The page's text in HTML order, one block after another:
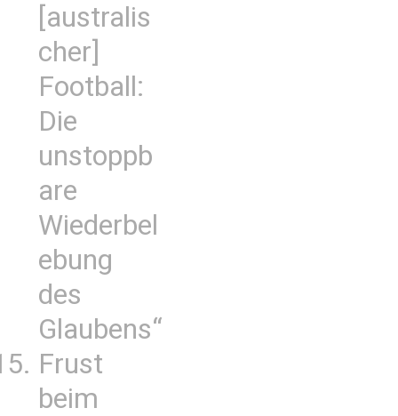
[australis
cher]
Football:
Die
unstoppb
are
Wiederbel
ebung
des
Glaubens“
Frust
beim